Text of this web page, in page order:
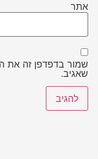
אתר
שמור בדפדפן זה את
שאגיב.